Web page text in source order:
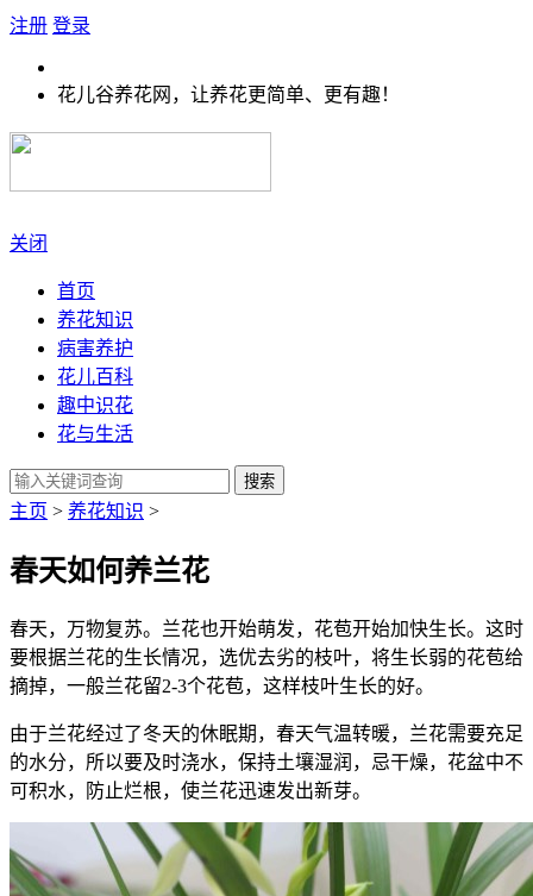
注册 登录
花儿谷养花网，让养花更简单、更有趣！
关闭
首页
养花知识
病害养护
花儿百科
趣中识花
花与生活
搜索
主页 > 养花知识 >
春天如何养兰花
春天，万物复苏。兰花也开始萌发，花苞开始加快生长。这时
要根据兰花的生长情况，选优去劣的枝叶，将生长弱的花苞给
摘掉，一般兰花留2-3个花苞，这样枝叶生长的好。
由于兰花经过了冬天的休眠期，春天气温转暖，兰花需要充足
的水分，所以要及时浇水，保持土壤湿润，忌干燥，花盆中不
可积水，防止烂根，使兰花迅速发出新芽。